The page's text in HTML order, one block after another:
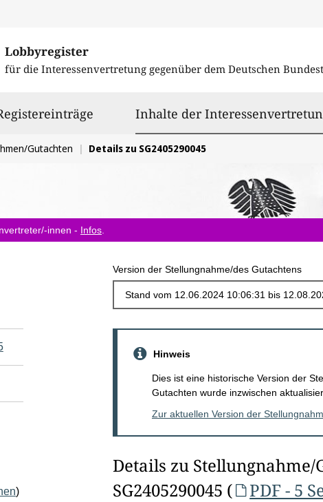
Lobbyregister
für die Interessenvertretung gegenüber dem Deutschen
Inhalte der
Gutachten Details zu SG2405290045
innen - Infos
Version der Stellungnahme/des Gutachtens
)
Hinweis
Dies ist eine historische Version der
Gutachten wurde inzwischen
Zur aktuellen Version der
Details zu Stellungnahme/
SG2405290045 (
PDF - 5